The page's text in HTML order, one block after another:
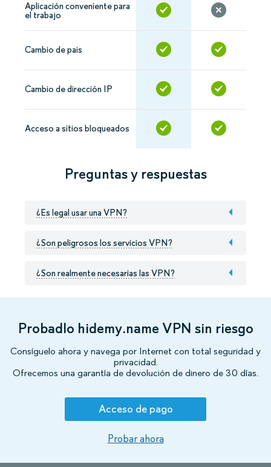
Aplicación conveniente para
el trabajo
Cambio de pais
Cambio de dirección IP
Acceso a sitios bloqueados
Preguntas y respuestas
¿Es legal usar una VPN?
¿Son peligrosos los servicios VPN?
¿Son realmente necesarias las VPN?
Probadlo hidemy.name VPN sin riesgo
Consíguelo ahora y navega por Internet con total seguridad y
privacidad.
Ofrecemos una garantía de devolución de dinero de 30 días.
Acceso de pago
Probar ahora